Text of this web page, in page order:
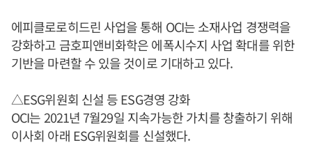
에피클로로히드린 사업을 통해 OCI는 소재사업 경쟁력을
강화하고 금호피앤비화학은 에폭시수지 사업 확대를 위한
기반을 마련할 수 있을 것이로 기대하고 있다.
△ESG위원회 신설 등 ESG경영 강화
OCI는 2021년 7월29일 지속가능한 가치를 창출하기 위해
이사회 아래 ESG위원회를 신설했다.